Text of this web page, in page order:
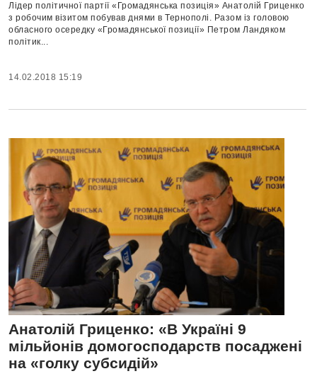
Лідер політичної партії «Громадянська позиція» Анатолій Гриценко
з робочим візитом побував днями в Тернополі. Разом із головою
обласного осередку «Громадянської позиції» Петром Ландяком
політик...
14.02.2018 15:19
Анатолій Гриценко: «В Україні 9
мільйонів домогосподарств посаджені
на «голку субсидій»